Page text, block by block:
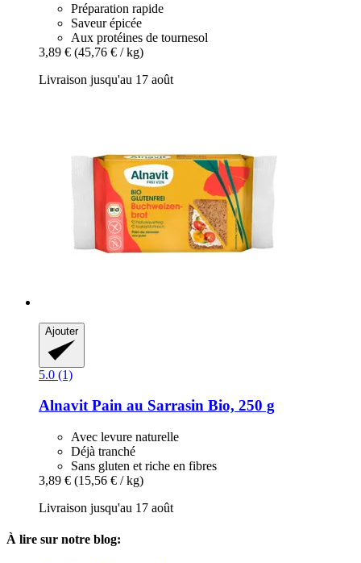
Préparation rapide
Saveur épicée
Aux protéines de tournesol
3,89 € (45,76 € / kg)
Livraison jusqu'au 17 août
Ajouter
5.0 (1)
AlnavitPain au Sarrasin Bio, 250 g
Avec levure naturelle
Déjà tranché
Sans gluten et riche en fibres
3,89 € (15,56 € / kg)
Livraison jusqu'au 17 août
À lire sur notre blog: